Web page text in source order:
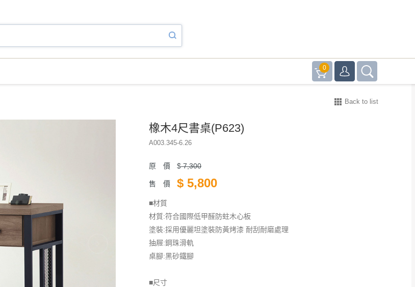
0
Back to list
橡木4尺書桌(P623)
A003.345-6.26
原 價 $7,300
售 價 $ 5,800
■材質
材質:符合國際低甲醛防蛀木心板
塗裝:採用優麗坦塗裝防黃烤漆 耐刮耐磨處理
抽屜:鋼珠滑軌
桌腳:黑砂鐵腳
■尺寸